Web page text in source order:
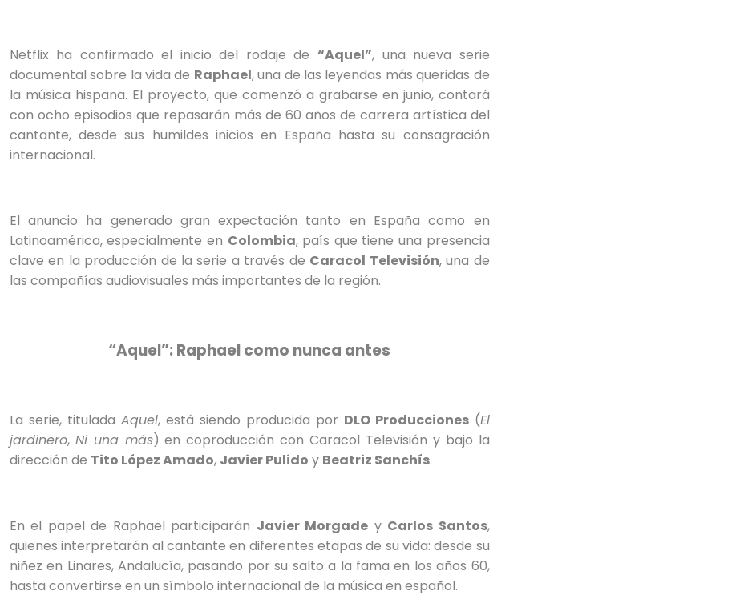
Netflix ha confirmado el inicio del rodaje de “Aquel”, una nueva serie
documental sobre la vida de Raphael, una de las leyendas más queridas de
la música hispana. El proyecto, que comenzó a grabarse en junio, contará
con ocho episodios que repasarán más de 60 años de carrera artística del
cantante, desde sus humildes inicios en España hasta su consagración
internacional.
El anuncio ha generado gran expectación tanto en España como en
Latinoamérica, especialmente en Colombia, país que tiene una presencia
clave en la producción de la serie a través de Caracol Televisión, una de
las compañías audiovisuales más importantes de la región.
“Aquel”: Raphael como nunca antes
La serie, titulada Aquel, está siendo producida por DLO Producciones(El
jardinero, Ni una más) en coproducción con Caracol Televisión y bajo la
dirección de Tito López Amado, Javier Pulido y Beatriz Sanchís.
En el papel de Raphael participarán Javier Morgade y Carlos Santos,
quienes interpretarán al cantante en diferentes etapas de su vida: desde su
niñez en Linares, Andalucía, pasando por su salto a la fama en los años 60,
hasta convertirse en un símbolo internacional de la música en español.